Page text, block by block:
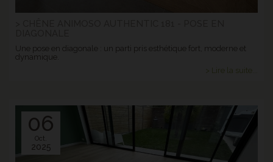
Une pose en diagonale : un parti pris esthétique fort, moderne et
dynamique.
> Lire la suite...
06
Oct.
2025